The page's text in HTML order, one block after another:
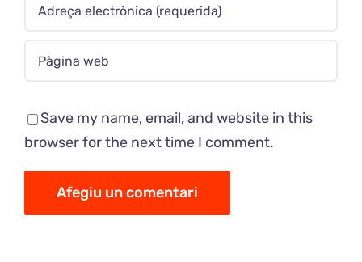
Save my name, email, and website in this
browser for the next time I comment.